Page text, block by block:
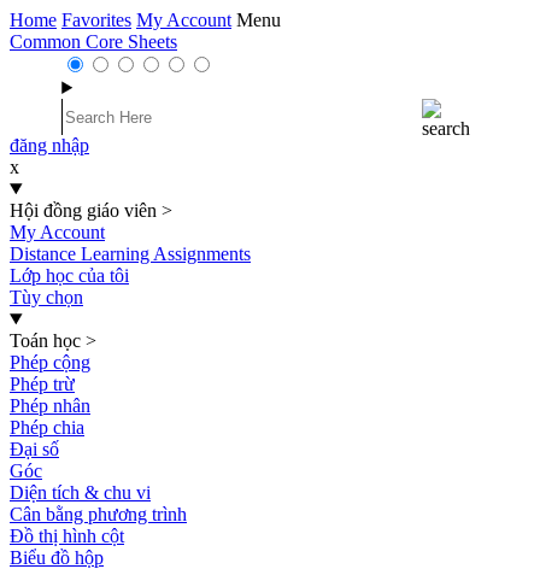
Home Favorites My Account Menu
Common Core Sheets
đăng nhập
x
Hội đồng giáo viên >
My Account
Distance Learning Assignments
Lớp học của tôi
Tùy chọn
Toán học >
Phép cộng
Phép trừ
Phép nhân
Phép chia
Đại số
Góc
Diện tích & chu vi
Cân bằng phương trình
Đồ thị hình cột
Biểu đồ hộp